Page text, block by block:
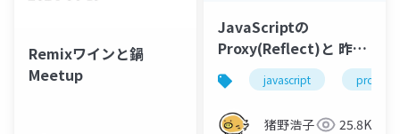
Remixワインと鍋
Meetup
JavaScriptの
Proxy(Reflect)と 昨日
より仲良くなる20分
javascript proxy
猪野浩子 25.8K